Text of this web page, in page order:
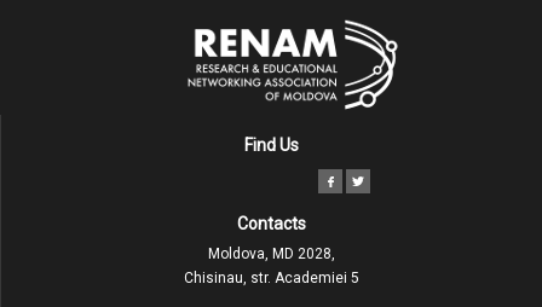
Find Us
Contacts
Moldova, MD 2028,
Chisinau, str. Academiei 5